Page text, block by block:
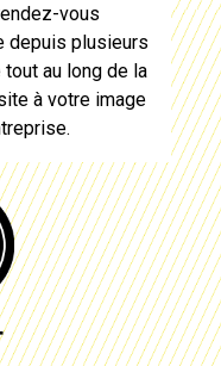
vous
depuis plusieurs
au long de la
à votre image